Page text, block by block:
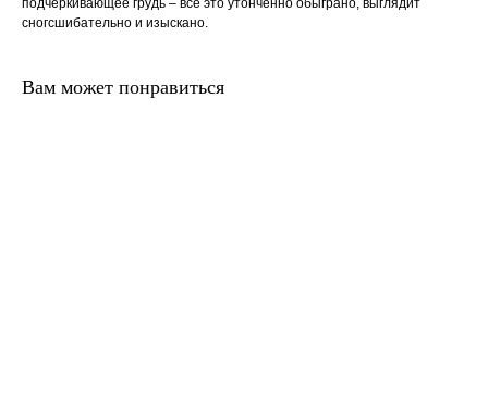
сногсшибательно и изыскано.
Вам может понравиться